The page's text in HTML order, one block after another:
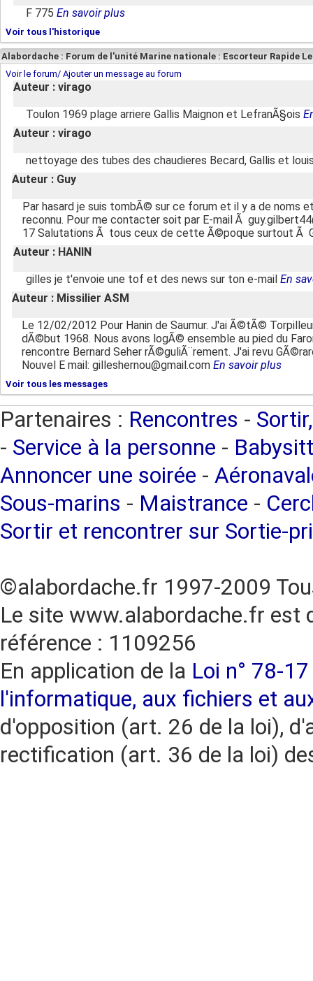
F 775 En savoir plus
Voir tous l'historique
Alabordache : Forum de l'unité Marine nationale : Escorteur Rapide
Voir le forum/ Ajouter un message au forum
Auteur : virago
Toulon 1969 plage arriere Gallis Maignon et LefranÃ§ois
Auteur : virago
nettoyage des tubes des chaudieres Becard, Gallis et
Auteur : Guy
Par hasard je suis tombÃ© sur ce forum et il y a de noms
reconnu. Pour me contacter soit par E-mail Ã
17 Salutations Ã tous ceux de cette Ã©poque surtout Ã
Auteur : HANIN
gilles je t'envoie une tof et des news sur ton e-mail En
Auteur : Missilier ASM
Le 12/02/2012 Pour Hanin de Saumur. J'ai Ã©tÃ©
dÃ©but 1968. Nous avons logÃ© ensemble au pied du
rencontre Bernard Seher rÃ©guliÃ¨rement. J'ai revu
Nouvel E mail: gilleshernou@gmail.com En savoir plus
Voir tous les messages
Partenaires : Rencontres -
- Service à la personne -
Annoncer une soirée -
Sous-marins - Maistrance -
Sortir et rencontrer sur Sortie-
©alabordache.fr 1997-2009
Le site www.alabordache.fr est
référence : 1109256
En application de la Loi n° 78-
l'informatique, aux fichiers et
d'opposition (art. 26 de la loi),
rectification (art. 36 de la loi)